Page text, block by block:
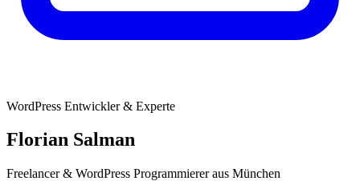
WordPress Entwickler & Experte
Florian Salman
Freelancer & WordPress Programmierer aus München